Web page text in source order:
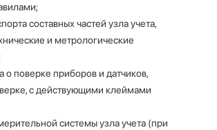
составных частей узла учета,
и метрологические
о поверке приборов и датчиков,
с действующими клеймами
системы узла учета (при